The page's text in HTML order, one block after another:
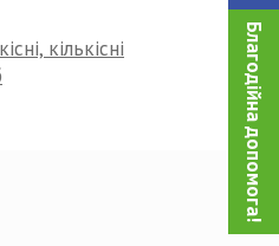
Благодійна допомога!
кількісні